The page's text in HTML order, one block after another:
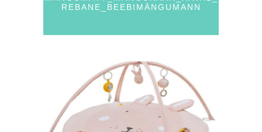
REBANE_BEEBIMÄNGUMANN